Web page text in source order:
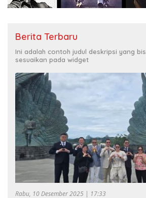
Berita Terbaru
Ini adalah contoh judul deskripsi yang
sesuaikan pada widget
Rabu, 10 Desember 2025 | 17:33